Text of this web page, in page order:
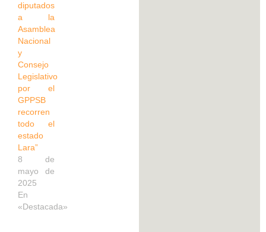
diputados
a la
Asamblea
Nacional
y
Consejo
Legislativo
por el
GPPSB
recorren
todo el
estado
Lara”
8 de
mayo de
2025
En
«Destacada»